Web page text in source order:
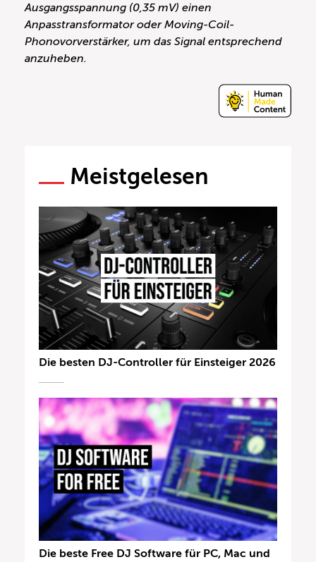
Ausgangsspannung (0,35 mV) einen
Anpasstransformator oder Moving-Coil-
Phonovorverstärker, um das Signal entsprechend
anzuheben.
Meistgelesen
Die besten DJ-Controller für Einsteiger 2026
Die beste Free DJ Software für PC, Mac und